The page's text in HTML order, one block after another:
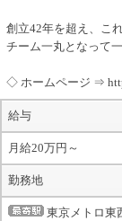
創立42年を超え、こ
チーム一丸となって
◇ ホームページ ⇒
給与
月給20万円～
勤務地
東京メトロ東